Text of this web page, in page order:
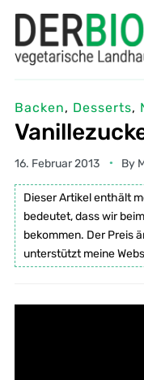
Backen, Desserts,
16. Februar 2013 By
Dieser Artikel enthält
bedeutet, dass wir
bekommen. Der Preis
unterstützt meine